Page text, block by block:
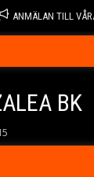
ANMÄLAN TILL
BK